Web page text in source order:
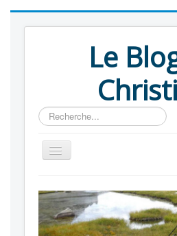
Le
Rechercher
Albums
Liens